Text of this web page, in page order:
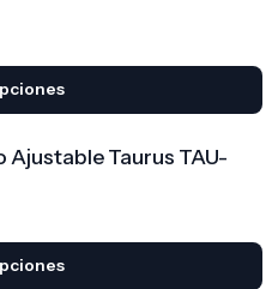
Ajustable Taurus TAU-